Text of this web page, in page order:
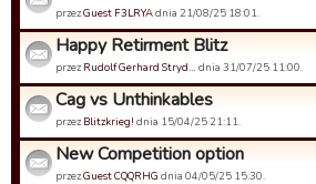
przezGuest F3LRYAdnia 21/08/25 18:01.
Happy Retirment Blitz
przez Rudolf Gerhard Stryd… dnia 31/07/25 11:00.
Cag vs Unthinkables
przez Blitzkrieg! dnia 15/04/25 21:11.
New Competition option
przezGuest CQQRHG dnia 04/05/25 15:30.